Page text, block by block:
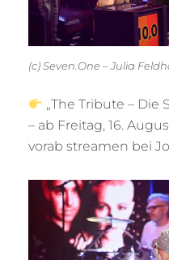
(c) Seven.One – Julia
„The Tribute – Die
– ab Freitag, 16.
vorab streamen bei